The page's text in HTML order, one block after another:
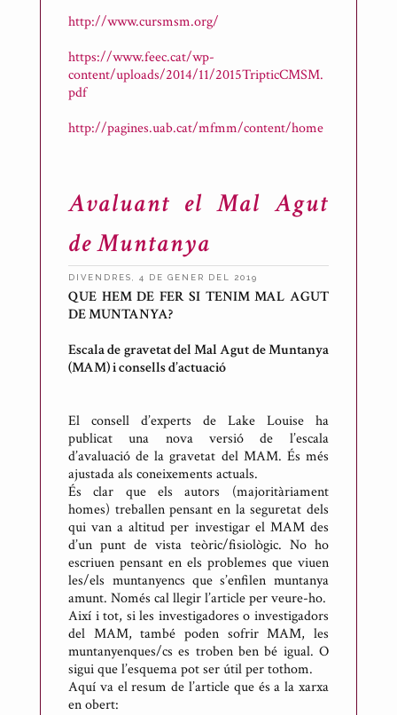
n
i
R
i
t
e
M
e
s
o
n
http://www.cursmsm.org/
https://www.feec.cat/wp-
content/uploads/2014/11/2015TripticCMSM.
pdf
http://pagines.uab.cat/mfmm/content/home
Avaluant el Mal Agut
de Muntanya
DIVENDRES, 4 DE GENER DEL 2019
P
u
b
l
t
p
e
A
n
t
o
n
i
R
QUE HEM DE FER SI TENIM MAL AGUT
DE MUNTANYA?
Escala de gravetat del Mal Agut de Muntanya
(MAM) i consells d’actuació
El consell d’experts de Lake Louise ha
publicat una nova versió de l’escala
d’avaluació de la gravetat del MAM. És més
ajustada als coneixements actuals.
És clar que els autors (majoritàriament
homes) treballen pensant en la seguretat dels
qui van a altitud per investigar el MAM des
d’un punt de vista teòric/fisiològic. No ho
escriuen pensant en els problemes que viuen
les/els muntanyencs que s’enfilen muntanya
amunt. Només cal llegir l’article per veure-ho.
Així i tot, si les investigadores o investigadors
del MAM, també poden sofrir MAM, les
muntanyenques/cs es troben ben bé igual. O
sigui que l’esquema pot ser útil per tothom.
Aquí va el resum de l’article que és a la xarxa
en obert: